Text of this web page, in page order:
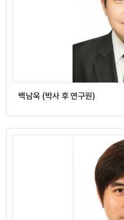
백남욱 (박사 후 연구원)